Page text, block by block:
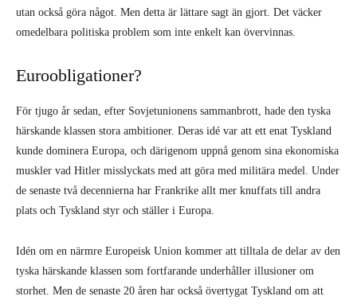
utan också göra något. Men detta är lättare sagt än gjort. Det väcker
omedelbara politiska problem som inte enkelt kan övervinnas.
Euroobligationer?
För tjugo år sedan, efter Sovjetunionens sammanbrott, hade den tyska
härskande klassen stora ambitioner. Deras idé var att ett enat Tyskland
kunde dominera Europa, och därigenom uppnå genom sina ekonomiska
muskler vad Hitler misslyckats med att göra med militära medel. Under
de senaste två decennierna har Frankrike allt mer knuffats till andra
plats och Tyskland styr och ställer i Europa.
Idén om en närmre Europeisk Union kommer att tilltala de delar av den
tyska härskande klassen som fortfarande underhåller illusioner om
storhet. Men de senaste 20 åren har också övertygat Tyskland om att